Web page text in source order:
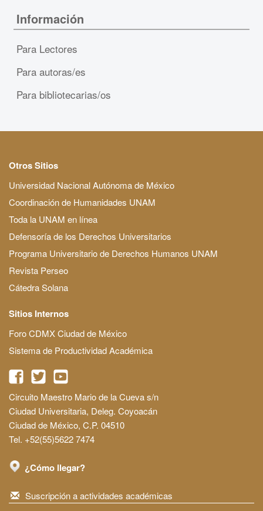
Información
Para Lectores
Para autoras/es
Para bibliotecarias/os
Otros Sitios
Universidad Nacional Autónoma de México
Coordinación de Humanidades UNAM
Toda la UNAM en línea
Defensoría de los Derechos Universitarios
Programa Universitario de Derechos Humanos UNAM
Revista Perseo
Cátedra Solana
Sitios Internos
Foro CDMX Ciudad de México
Sistema de Productividad Académica
Circuito Maestro Mario de la Cueva s/n
Ciudad Universitaria, Deleg. Coyoacán
Ciudad de México, C.P. 04510
Tel. +52(55)5622 7474
¿Cómo llegar?
Suscripción a actividades académicas